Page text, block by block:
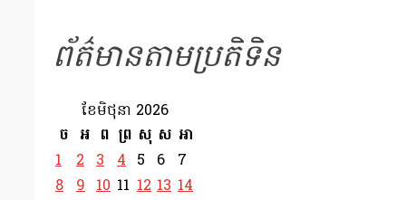
ព័ត៌មានតាមប្រតិទិន
ខែ​មិថុនា 2026
ច អ ព ព្រ សុ ស អា
1
2 3 4 5 6
7
8 9 10 11 12 13 14